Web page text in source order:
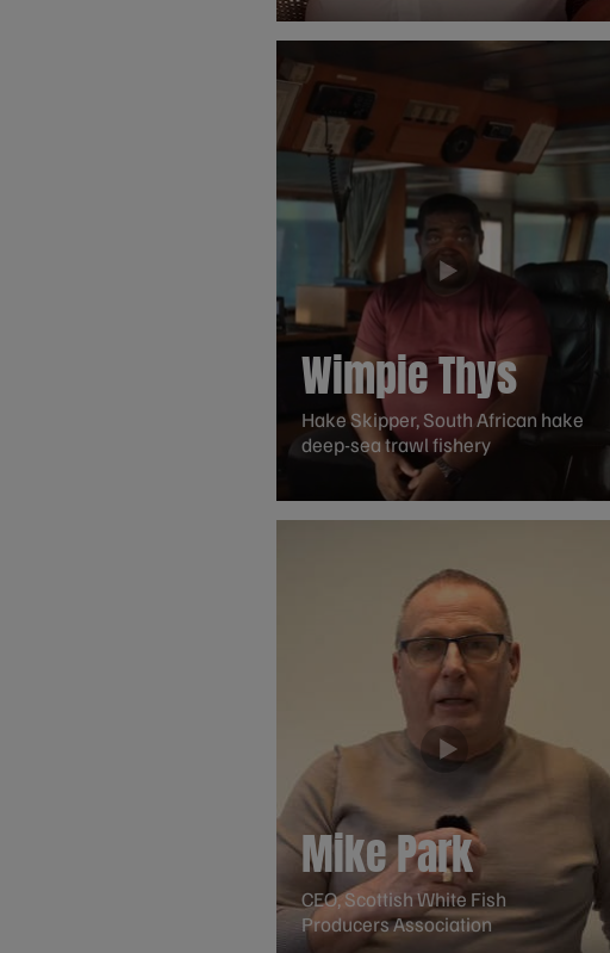
Wimpie Thys
Hake Skipper, South African hake
deep-sea trawl fishery
Mike Park
CEO, Scottish White Fish
Producers Association